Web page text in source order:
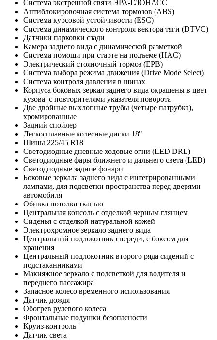
Система экстренной связи ЭРА-ГЛОНАСС
Антиблокировочная система тормозов (ABS)
Система курсовой устойчивости (ESС)
Система динамического контроля вектора тяги (DTVC)
Датчики парковки сзади
Камера заднего вида с динамической разметкой
Система помощи при старте на подъеме (HAC)
Электрический стояночный тормоз (EPB)
Система выбора режима движения (Drive Mode Select)
Система контроля давления в шинах
Корпуса боковых зеркал заднего вида окрашены в цвет
кузова, с повторителями указателя поворота
Две двойные выхлопные трубы (четыре патрубка),
хромированные
Задний спойлер
Легкосплавные колесные диски 18"
Шины 225/45 R18
Светодиодные дневные ходовые огни (LED DRL)
Светодиодные фары ближнего и дальнего света (LED)
Светодиодные задние фонари
Боковые зеркала заднего вида с интегрированными
лампами, для подсветки пространства перед дверями
автомобиля
Обивка потолка тканью
Центральная консоль с отделкой черным глянцем
Сиденья с отделкой натуральной кожей
Электрохромное зеркало заднего вида
Центральный подлокотник спереди, с боксом для
хранения
Центральный подлокотник второго ряда сидений с
подстаканниками
Макияжное зеркало с подсветкой для водителя и
переднего пассажира
Запасное колесо временного использования
Датчик дождя
Обогрев рулевого колеса
Фронтальные подушки безопасности
Круиз-контроль
Датчик света